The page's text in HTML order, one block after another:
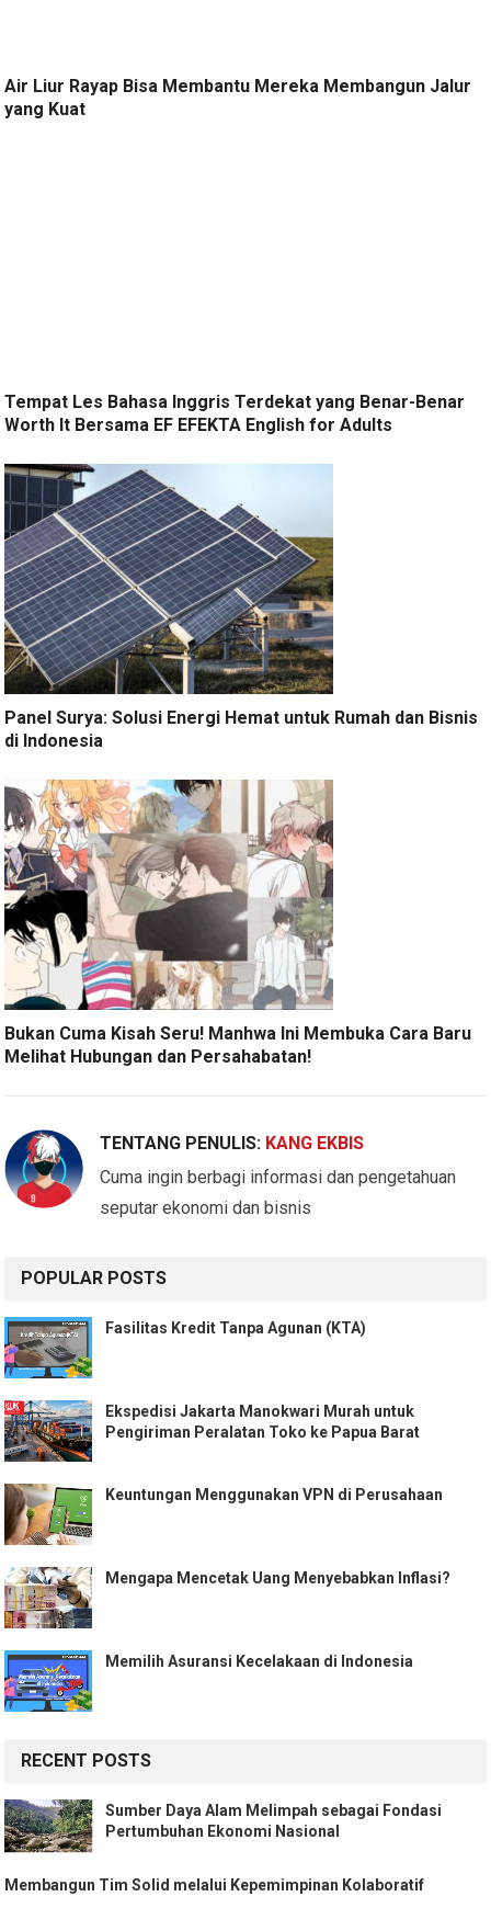
Air Liur Rayap Bisa Membantu Mereka Membangun Jalur
yang Kuat
Tempat Les Bahasa Inggris Terdekat yang Benar-Benar
Worth It Bersama EF EFEKTA English for Adults
Panel Surya: Solusi Energi Hemat untuk Rumah dan Bisnis
di Indonesia
Bukan Cuma Kisah Seru! Manhwa Ini Membuka Cara Baru
Melihat Hubungan dan Persahabatan!
TENTANG PENULIS: KANG EKBIS
Cuma ingin berbagi informasi dan pengetahuan
seputar ekonomi dan bisnis
POPULAR POSTS
Fasilitas Kredit Tanpa Agunan (KTA)
Ekspedisi Jakarta Manokwari Murah untuk
Pengiriman Peralatan Toko ke Papua Barat
Keuntungan Menggunakan VPN di Perusahaan
Mengapa Mencetak Uang Menyebabkan Inflasi?
Memilih Asuransi Kecelakaan di Indonesia
RECENT POSTS
Sumber Daya Alam Melimpah sebagai Fondasi
Pertumbuhan Ekonomi Nasional
Membangun Tim Solid melalui Kepemimpinan Kolaboratif